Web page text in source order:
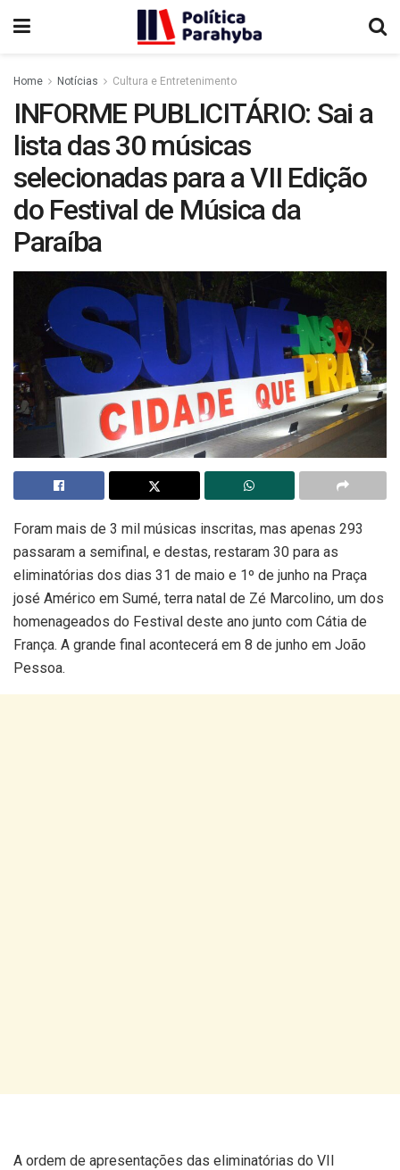
Home Notícias Cultura e Entretenimento
INFORME PUBLICITÁRIO: Sai a
lista das 30 músicas
selecionadas para a VII Edição
do Festival de Música da
Paraíba
Foram mais de 3 mil músicas inscritas, mas apenas 293
passaram a semifinal, e destas, restaram 30 para as
eliminatórias dos dias 31 de maio e 1º de junho na Praça
josé Américo em Sumé, terra natal de Zé Marcolino, um dos
homenageados do Festival deste ano junto com Cátia de
França. A grande final acontecerá em 8 de junho em João
Pessoa.
A ordem de apresentações das eliminatórias do VII